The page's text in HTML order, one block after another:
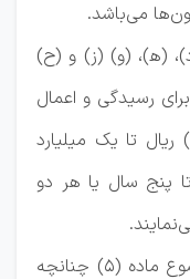
می‌باشد.
(د)، (ه‍)، (و) (ز) و (ح)
برای رسیدگی و اعمال
جزای نقدی از ده میلیون (۱۰.۰۰۰.۰۰۰) ریال تا یک میلیارد
یک تا پنج سال یا هر دو
ماده ۸– ارتکاب هر یک از اعمال موضوع ماده (۵) چنانچه